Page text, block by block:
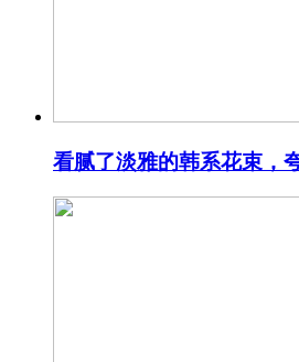
看腻了淡雅的韩系花束，